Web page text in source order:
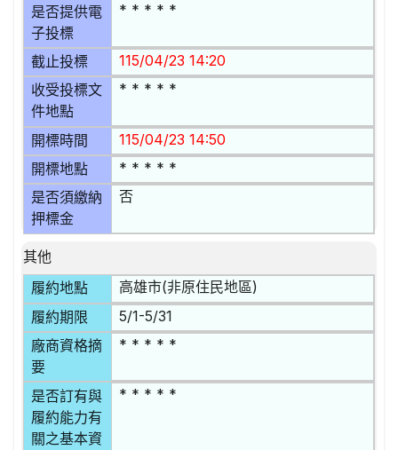
是否提供電
子投標
* * * * *
截止投標 115/04/23 14:20
收受投標文
件地點
* * * * *
開標時間 115/04/23 14:50
開標地點 * * * * *
是否須繳納
押標金
否
其他
履約地點
高雄市(非原住民地區)
履約期限 5/1-5/31
廠商資格摘
要
* * * * *
是否訂有與
履約能力有
關之基本資
* * * * *